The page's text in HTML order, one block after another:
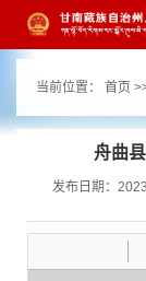
碍 打开适老化
当前位置： 首页
舟曲
发布日期：